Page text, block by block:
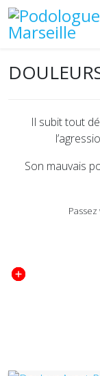
Il subit tout
Son mauvais